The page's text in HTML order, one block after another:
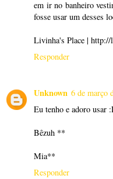
em ir no banheiro
fosse usar um desses
Livinha's Place |
Responder
Unknown 6 de março
Eu tenho e adoro usar
Bêzuh **
Mia**
Responder